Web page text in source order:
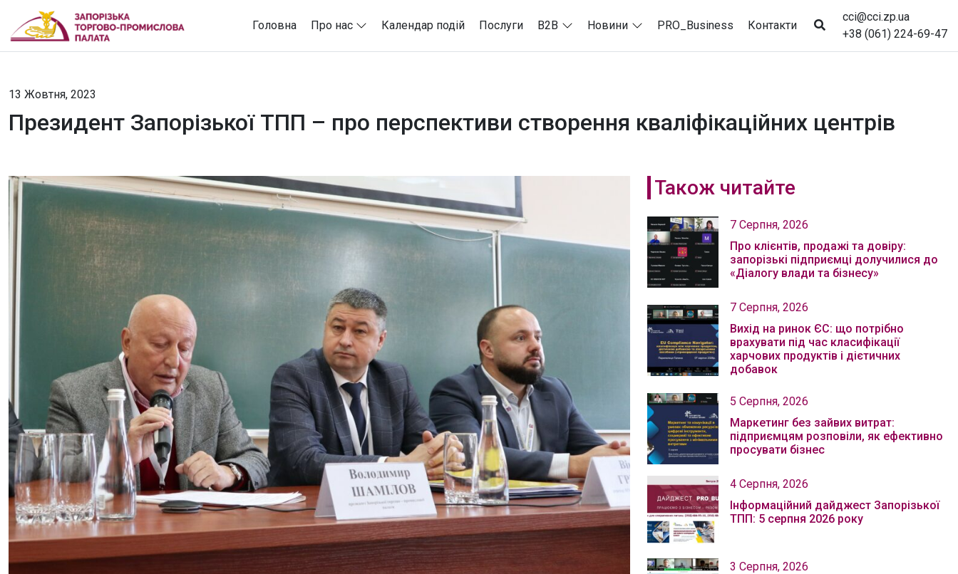
Головна Про нас Календар подій Послуги B2B Новини PRO_Business Контакти
cci@cci.zp.ua
+38 (061) 224-69-47
13 Жовтня, 2023
Президент Запорізької ТПП – про перспективи створення кваліфікаційних центрів
Також читайте
7 Серпня, 2026
Про клієнтів, продажі та довіру:
запорізькі підприємці долучилися до
«Діалогу влади та бізнесу»
7 Серпня, 2026
Вихід на ринок ЄС: що потрібно
врахувати під час класифікації
харчових продуктів і дієтичних
добавок
5 Серпня, 2026
Маркетинг без зайвих витрат:
підприємцям розповіли, як ефективно
просувати бізнес
4 Серпня, 2026
Інформаційний дайджест Запорізької
ТПП: 5 серпня 2026 року
3 Серпня, 2026